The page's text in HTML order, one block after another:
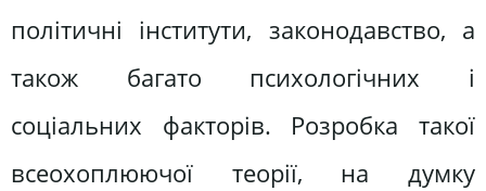
політичні інститути, законодавство, а
також багато психологічних і
соціальних факторів. Розробка такої
всеохоплюючої теорії, на думку